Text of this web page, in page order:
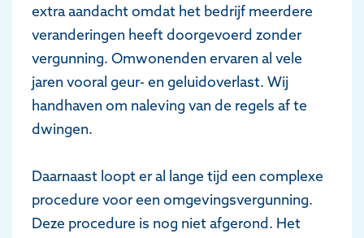
extra aandacht omdat het bedrijf meerdere
veranderingen heeft doorgevoerd zonder
vergunning. Omwonenden ervaren al vele
jaren vooral geur- en geluidoverlast. Wij
handhaven om naleving van de regels af te
dwingen.
Daarnaast loopt er al lange tijd een complexe
procedure voor een omgevingsvergunning.
Deze procedure is nog niet afgerond. Het